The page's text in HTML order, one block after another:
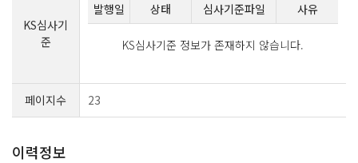
KS심사기
준
발행일 상태 심사기준파일 사유
KS심사기준 정보가 존재하지 않습니다.
페이지수 23
이력정보